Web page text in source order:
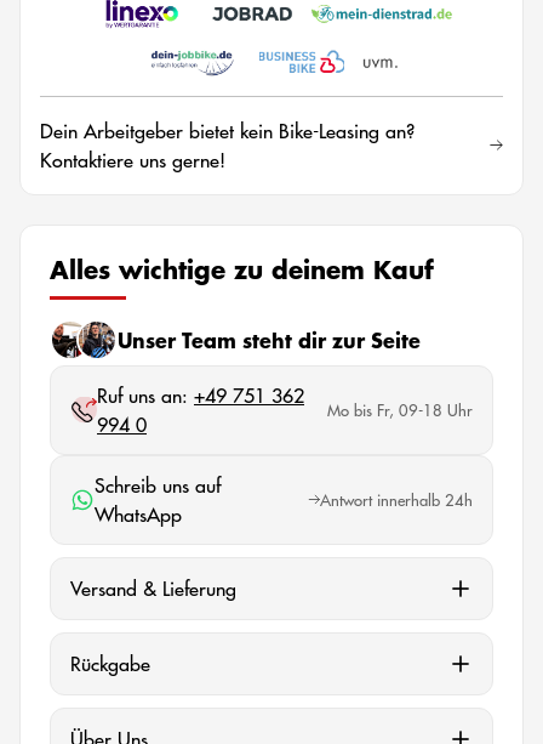
Dein Arbeitgeber bietet kein Bike-Leasing an?
Kontaktiere uns gerne!
Alles wichtige zu deinem Kauf
Unser Team steht dir zur Seite
Ruf uns an: +49 751 362
994 0
Mo bis Fr, 09-18 Uhr
Schreib uns auf
WhatsApp
Antwort innerhalb 24h
Versand & Lieferung
Rückgabe
Über Uns